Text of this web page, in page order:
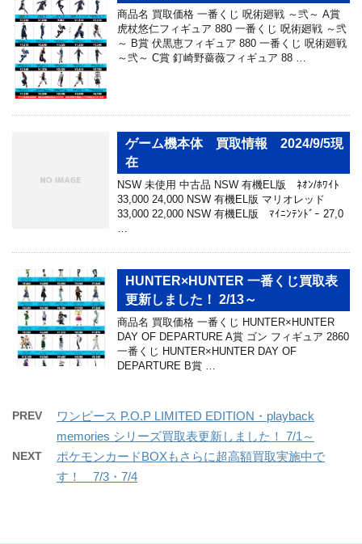
商品名 買取価格 一番くじ 呪術廻戦 ～弐～ A賞
虎杖悠仁フィギュア 880 一番くじ 呪術廻戦 ～弐
～ B賞 伏黒恵フィギュア 880 一番くじ 呪術廻戦
～弐～ C賞 釘崎野薔薇フィギュア 88 …
ゲーム機本体 買取情報 2024/9/5現
在
NSW 未使用 中古品 NSW 有機EL版 ﾈｵﾝ/ﾎﾜｲﾄ
33,000 24,000 NSW 有機EL版 マリオレッド
33,000 22,000 NSW 有機EL版 ﾏｲﾆﾝﾃﾝﾄﾞｰ 27,0
…
HUNTER×HUNTER 一番くじ買取表
更新しました！ 2/13～
商品名 買取価格 一番くじ HUNTER×HUNTER
DAY OF DEPARTURE A賞 ゴン フィギュア 2860
一番くじ HUNTER×HUNTER DAY OF
DEPARTURE B賞 …
PREV
ワンピース P.O.P LIMITED EDITION・playback
memories シリーズ買取表更新しました！ 7/1～
NEXT
ポケモンカードBOXもさらに超高額買取実施中で
す！ 7/3・7/4